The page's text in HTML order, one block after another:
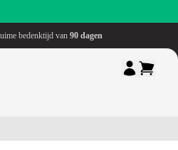
bedenktijd van 90 dagen